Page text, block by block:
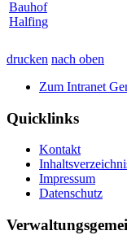
Bauhof
Halfing
drucken nach oben
Zum Intranet
Quicklinks
Kontakt
Impressum
Datenschutz